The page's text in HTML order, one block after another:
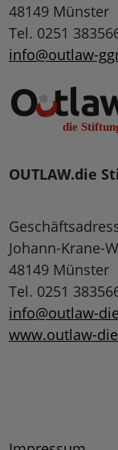
48149 Münster
Tel. 0251
info@outlaw-
OUTLAW.die
Johann-Krane-
48149 Münster
Tel. 0251
info@outlaw-
www.outlaw-